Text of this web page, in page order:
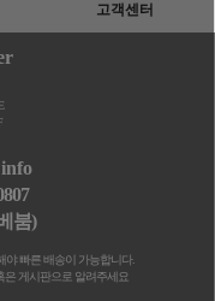
고객센터
붐)
야 빠른 배송이 가능합니다.
은 게시판으로 알려주세요